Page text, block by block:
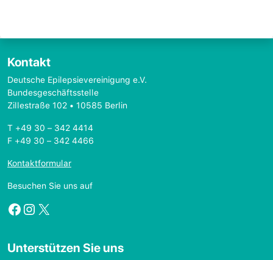
Kontakt
Deutsche Epilepsievereinigung e.V.
Bundesgeschäftsstelle
Zillestraße 102 • 10585 Berlin
T +49 30 – 342 4414
F +49 30 – 342 4466
Kontaktformular
Besuchen Sie uns auf
Facebook
Instagram
X
Unterstützen Sie uns